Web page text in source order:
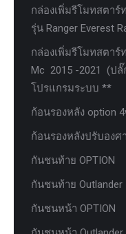
กล่องเพิ่มรีโมทสตาร์
รุ่น Ranger Everest
กล่องเพิ่มรีโมทสตาร์
Mc 2015 -2021 (ป
โปรแกรมระบบ **
ก้อนรองหลัง option
ก้อนรองหลังปรับองศา
กันชนท้าย OPTION
กันชนท้าย Outlander
กันชนหน้า OPTION